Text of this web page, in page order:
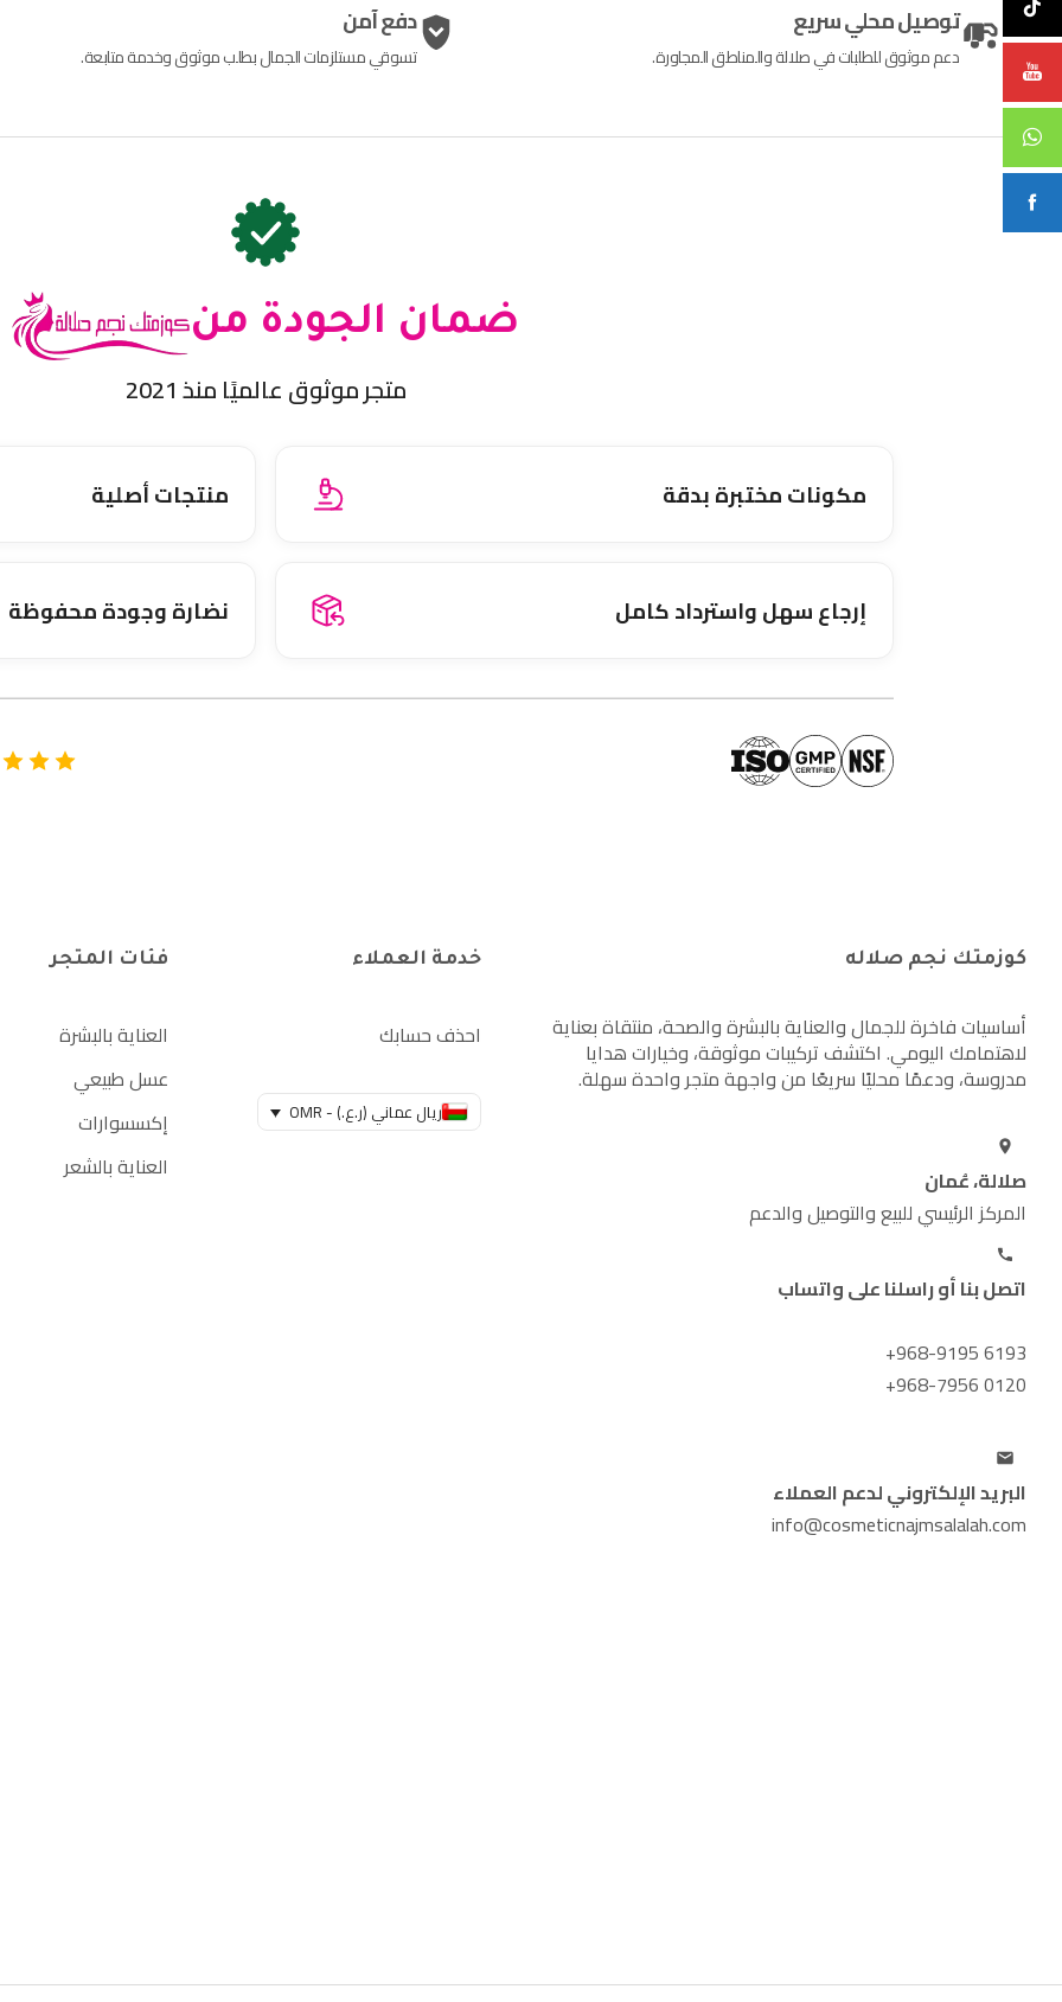
توصيل محلي سريع
دعم موثوق للطلبات في صلالة والمناطق المجاورة.
دفع آمن
تسوقي مستلزمات الجمال بطلب موثوق وخدمة متابعة.
ضمان الجودة من
متجر موثوق عالميًا منذ 2021
مكونات مختبرة بدقة منتجات أصلية
إرجاع سهل واسترداد كامل نضارة وجودة محفوظة
كوزمتك نجم صلاله
أساسيات فاخرة للجمال والعناية بالبشرة والصحة، منتقاة بعناية
لاهتمامك اليومي. اكتشف تركيبات موثوقة، وخيارات هدايا
مدروسة، ودعمًا محليًا سريعًا من واجهة متجر واحدة سهلة.
صلالة، عُمان
المركز الرئيسي للبيع والتوصيل والدعم
اتصل بنا أو راسلنا على واتساب
+968-9195 6193
+968-7956 0120
البريد الإلكتروني لدعم العملاء
info@cosmeticnajmsalalah.com
خدمة العملاء
احذف حسابك
ريال عماني (ر.ع.) - OMR
فئات المتجر
العناية بالبشرة
عسل طبيعي
إكسسوارات
العناية بالشعر